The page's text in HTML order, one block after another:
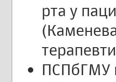
рта у
ПСПбГМУ